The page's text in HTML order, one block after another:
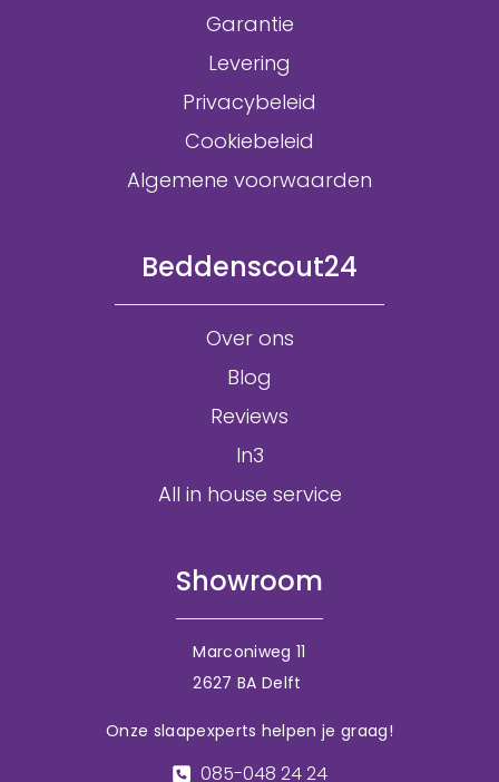
Garantie
Levering
Privacybeleid
Cookiebeleid
Algemene voorwaarden
Beddenscout24
Over ons
Blog
Reviews
In3
All in house service
Showroom
Marconiweg 11
2627 BA Delft
Onze slaapexperts helpen je graag!
085-048 24 24